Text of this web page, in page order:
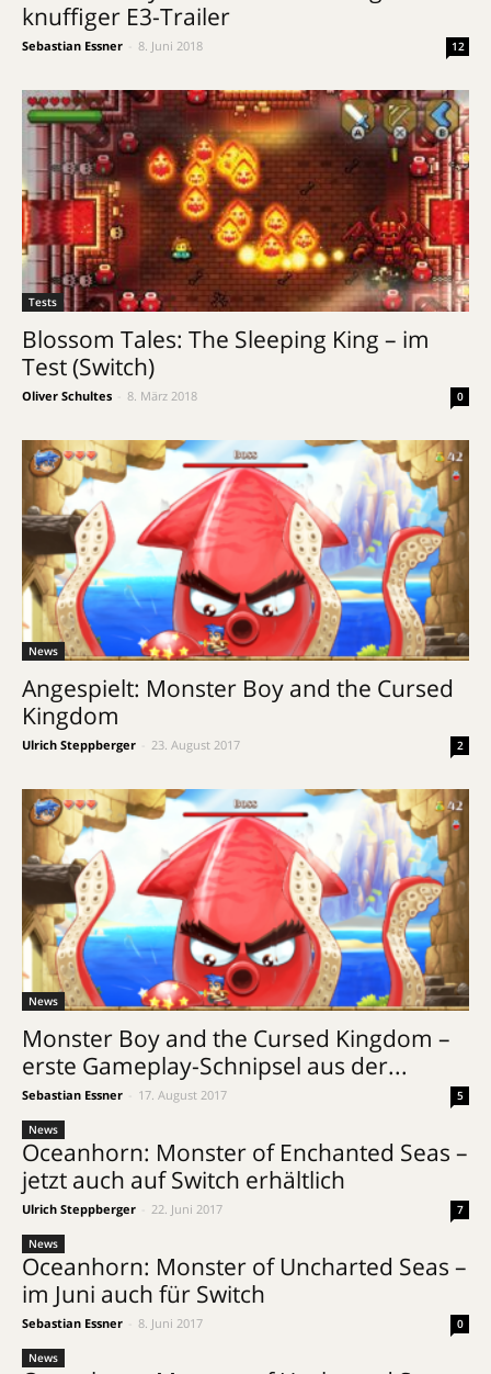
knuffiger E3-Trailer
Sebastian Essner 8. Juni 2018 12
Tests
Blossom Tales: The Sleeping King – im
Test (Switch)
Oliver Schultes 8. März 2018 0
News
Angespielt: Monster Boy and the Cursed
Kingdom
Ulrich Steppberger 23. August 2017 2
News
Monster Boy and the Cursed Kingdom –
erste Gameplay-Schnipsel aus der...
Sebastian Essner 17. August 2017 5
News
Oceanhorn: Monster of Enchanted Seas –
jetzt auch auf Switch erhältlich
Ulrich Steppberger 22. Juni 2017 7
News
Oceanhorn: Monster of Uncharted Seas –
im Juni auch für Switch
Sebastian Essner 8. Juni 2017 0
News